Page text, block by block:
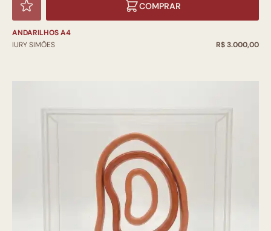
COMPRAR
ANDARILHOS A4
IURY SIMÕES
R$ 3.000,00